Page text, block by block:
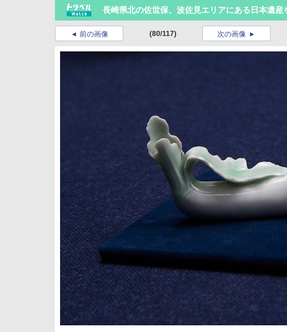
長崎県北の佐世保、波佐見エリアにある日本遺産
前の画像 (80/117) 次の画像